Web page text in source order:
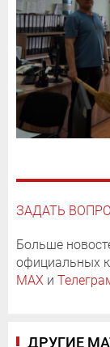
ЗАДАТЬ
Больше
официальных
MAX и
ДРУГИЕ